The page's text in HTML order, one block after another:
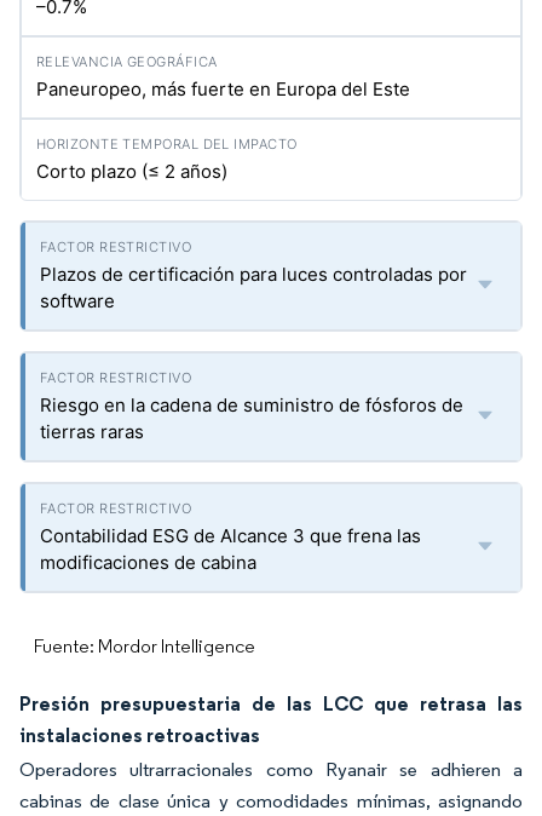
–0.7%
Paneuropeo, más fuerte en Europa del Este
Corto plazo (≤ 2 años)
Plazos de certificación para luces controladas por
software
Riesgo en la cadena de suministro de fósforos de
tierras raras
Contabilidad ESG de Alcance 3 que frena las
modificaciones de cabina
Fuente: Mordor Intelligence
Presión presupuestaria de las LCC que retrasa las
instalaciones retroactivas
Operadores ultrarracionales como Ryanair se adhieren a
cabinas de clase única y comodidades mínimas, asignando